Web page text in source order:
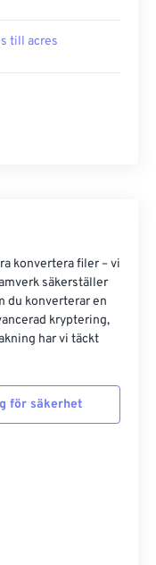
till acres
konvertera filer – vi
säkerställer
du konverterar en
kryptering,
har vi täckt
för säkerhet